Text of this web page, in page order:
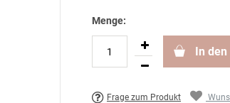
Menge:
In
Frage zum Produkt